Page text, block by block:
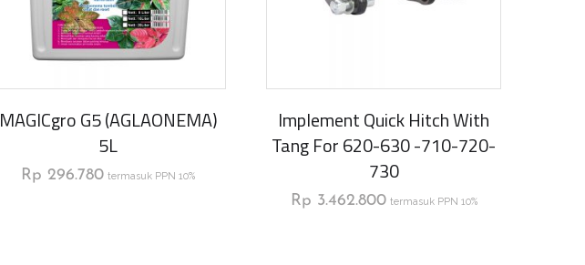
MAGICgro G5 (AGLAONEMA)
5L
Rp 296.780 termasuk PPN 10%
Implement Quick Hitch With
Tang For 620-630 -710-720-
730
Rp 3.462.800 termasuk PPN 10%